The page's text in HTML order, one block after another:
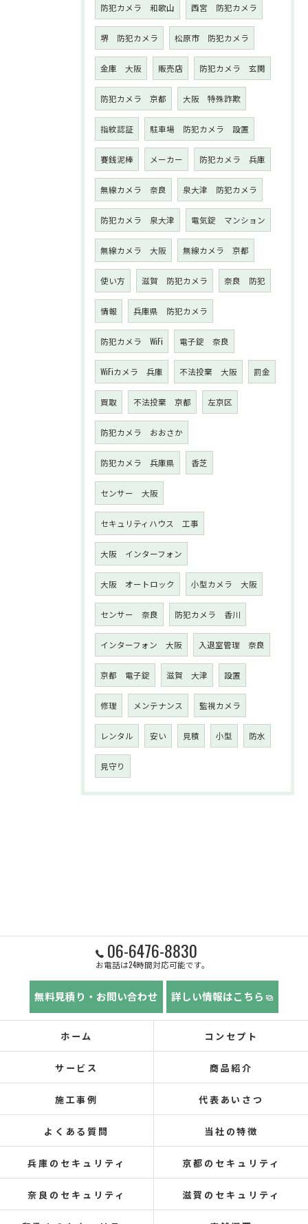
防犯カメラ 和歌山 西宮 防犯カメラ
堺 防犯カメラ 松原市 防犯カメラ
金庫 大阪 販売店 防犯カメラ 玄関
防犯カメラ 京都 大阪 特殊詐欺
指紋認証 駐車場 防犯カメラ 設置
賽銭泥棒 メーカー 防犯カメラ 兵庫
無線カメラ 奈良 泉大津 防犯カメラ
防犯カメラ 泉大津 電気錠 マンション
無線カメラ 大阪 無線カメラ 京都
使い方 滋賀 防犯カメラ 奈良 防犯
情報 兵庫県 防犯カメラ
防犯カメラ WiFi 電子錠 奈良
WiFiカメラ 兵庫 不法投棄 大阪 罰金
買取 不法投棄 京都 左京区
防犯カメラ おおさか
防犯カメラ 兵庫県 香芝
センサー 大阪
セキュリティハウス 工事
大阪 インターフォン
大阪 オートロック 小型カメラ 大阪
センサー 奈良 防犯カメラ 香川
インターフォン 大阪 入退室管理 奈良
京都 電子錠 滋賀 大津 設置
修理 メンテナンス 監視カメラ
レンタル 安い 見積 小型 防水
見守り
06-6476-8830
お電話は24時間対応可能です。
無料見積り・お問い合わせ 詳しい情報はこちら
ホーム コンセプト
サービス 商品紹介
施工事例 代表あいさつ
よくある質問 当社の特徴
兵庫のセキュリティ 京都のセキュリティ
奈良のセキュリティ 滋賀のセキュリティ